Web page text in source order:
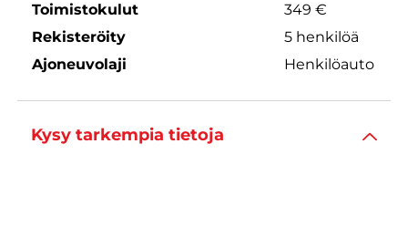
Toimistokulut
349 €
Rekisteröity
5 henkilöä
Ajoneuvolaji
Henkilöauto
Kysy tarkempia tietoja